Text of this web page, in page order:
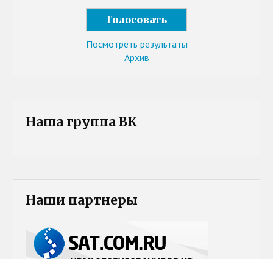
Посмотреть результаты
Архив
Наша группа ВК
Наши партнеры